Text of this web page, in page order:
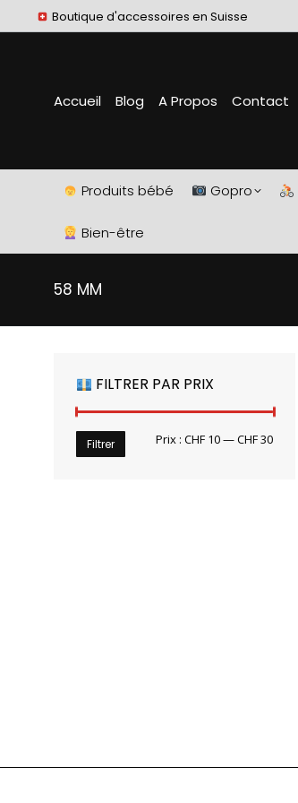
Boutique d'accessoires en Suisse
Accueil Blog A Propos Contact
Produits bébé Gopro
Bien-être
58 MM
FILTRER PAR PRIX
Prix
Prix
Filtrer Prix : CHF 10—CHF 30